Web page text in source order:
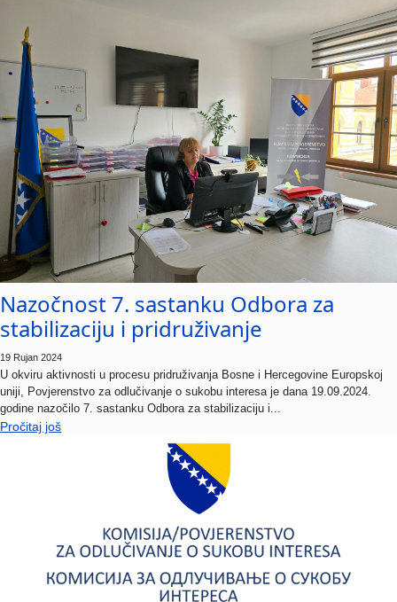
Nazočnost 7. sastanku Odbora za
stabilizaciju i pridruživanje
U okviru aktivnosti u procesu pridruživanja Bosne i Hercegovine Europskoj
uniji, Povjerenstvo za odlučivanje o sukobu interesa je dana 19.09.2024.
godine nazočilo 7. sastanku Odbora za stabilizaciju i...
Pročitaj još